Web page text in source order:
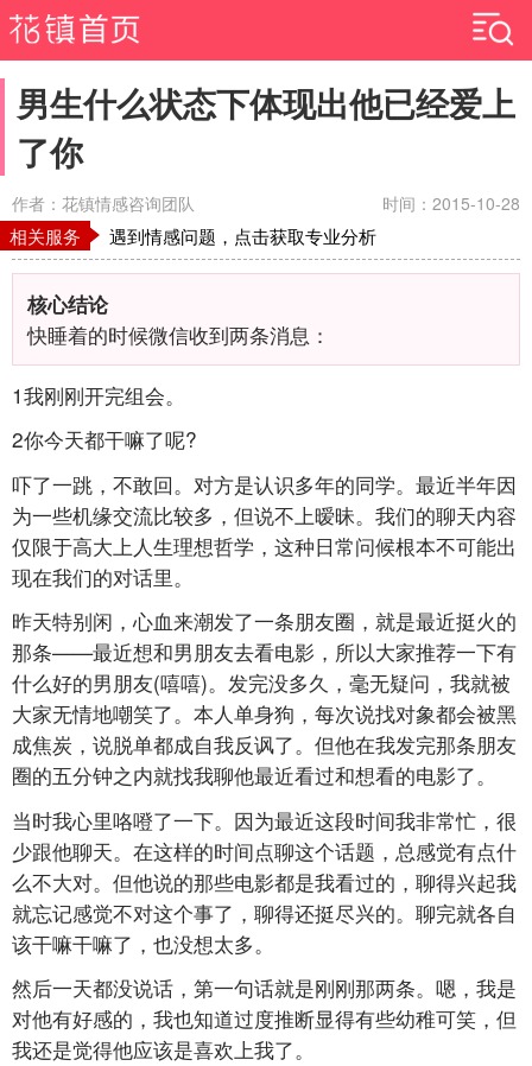
男生什么状态下体现出他已经爱上
了你
作者：花镇情感咨询团队 时间：2015-10-28
相关服务 遇到情感问题，点击获取专业分析
核心结论
快睡着的时候微信收到两条消息：
1我刚刚开完组会。
2你今天都干嘛了呢?
吓了一跳，不敢回。对方是认识多年的同学。最近半年因
为一些机缘交流比较多，但说不上暧昧。我们的聊天内容
仅限于高大上人生理想哲学，这种日常问候根本不可能出
现在我们的对话里。
昨天特别闲，心血来潮发了一条朋友圈，就是最近挺火的
那条——最近想和男朋友去看电影，所以大家推荐一下有
什么好的男朋友(嘻嘻)。发完没多久，毫无疑问，我就被
大家无情地嘲笑了。本人单身狗，每次说找对象都会被黑
成焦炭，说脱单都成自我反讽了。但他在我发完那条朋友
圈的五分钟之内就找我聊他最近看过和想看的电影了。
当时我心里咯噔了一下。因为最近这段时间我非常忙，很
少跟他聊天。在这样的时间点聊这个话题，总感觉有点什
么不大对。但他说的那些电影都是我看过的，聊得兴起我
就忘记感觉不对这个事了，聊得还挺尽兴的。聊完就各自
该干嘛干嘛了，也没想太多。
然后一天都没说话，第一句话就是刚刚那两条。嗯，我是
对他有好感的，我也知道过度推断显得有些幼稚可笑，但
我还是觉得他应该是喜欢上我了。